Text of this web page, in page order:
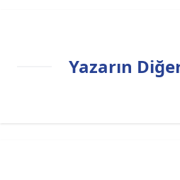
Yazarın